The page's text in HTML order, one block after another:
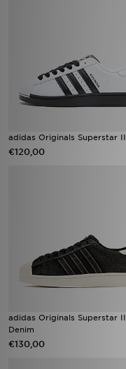
adidas Originals Superstar II
€120,00
adidas Originals Superstar II
Denim
€130,00